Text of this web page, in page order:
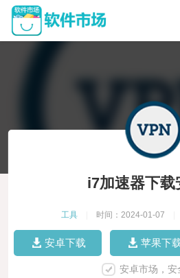
i7加速器下载
工具 时间：2024-01-07
安卓下载 苹果下
安卓市场，安